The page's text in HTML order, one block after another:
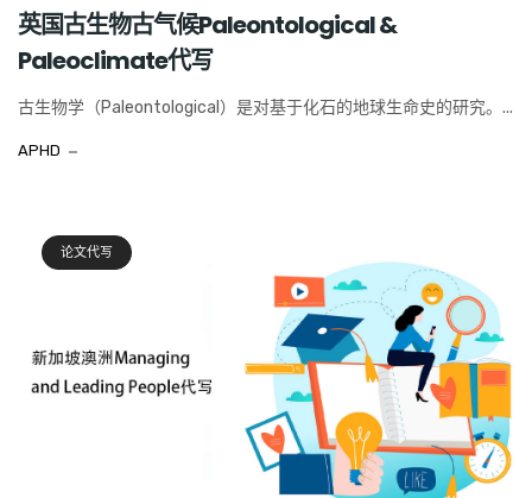
英国古生物古气候Paleontological &
Paleoclimate代写
古生物学（Paleontological）是对基于化石的地球生命史的研究。...
APHD
论文代写